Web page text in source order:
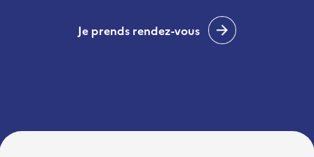
Je prends rendez-vous